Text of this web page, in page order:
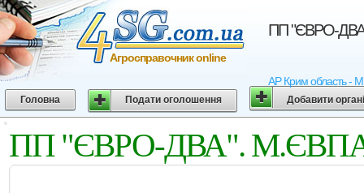
ПП "ЄВРО-
АР Крим область - М
Агросправочник online
Головна Подати оголошення Добавити
ПП "ЄВРО-ДВА".